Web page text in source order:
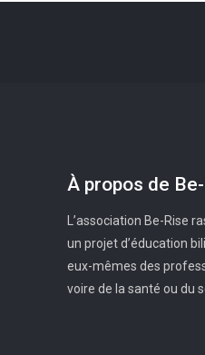
À propos de
L’association Be-Rise
un projet d’éducation
eux-mêmes des
voire de la santé ou du